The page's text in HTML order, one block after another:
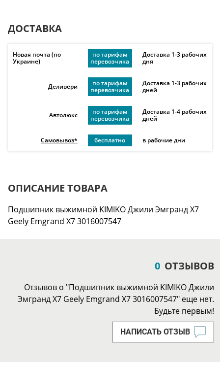
ДОСТАВКА
Новая почта (по
Украине)
по тарифам
перевозчика
Доставка 1-3 рабочих
дня
Деливери
по тарифам
перевозчика
Доставка 1-3 рабочих
дней
Автолюкс
по тарифам
перевозчика
Доставка 1-4 рабочих
дней
Самовывоз* бесплатно в рабочие дни
ОПИСАНИЕ ТОВАРА
Подшипник выжимной KIMIKO Джили Эмгранд Х7
Geely Emgrand X7 3016007547
0 ОТЗЫВОВ
Отзывов о "Подшипник выжимной KIMIKO Джили
Эмгранд Х7 Geely Emgrand X7 3016007547" еще нет.
Будьте первым!
НАПИСАТЬ ОТЗЫВ